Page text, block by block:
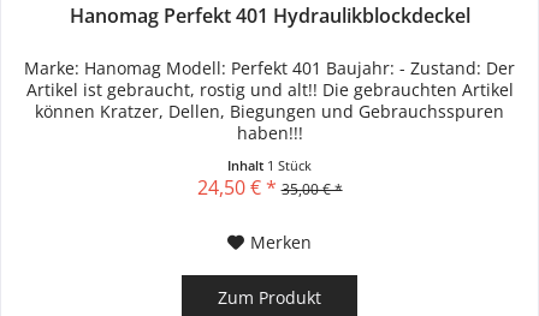
Hanomag Perfekt 401 Hydraulikblockdeckel
Marke: Hanomag Modell: Perfekt 401 Baujahr: - Zustand: Der
Artikel ist gebraucht, rostig und alt!! Die gebrauchten Artikel
können Kratzer, Dellen, Biegungen und Gebrauchsspuren
haben!!!
Inhalt 1 Stück
24,50 € * 35,00 € *
Merken
Zum Produkt